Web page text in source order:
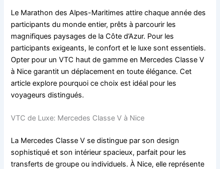
Le Marathon des Alpes-Maritimes attire chaque année des
participants du monde entier, prêts à parcourir les
magnifiques paysages de la Côte d’Azur. Pour les
participants exigeants, le confort et le luxe sont essentiels.
Opter pour un VTC haut de gamme en Mercedes Classe V
à Nice garantit un déplacement en toute élégance. Cet
article explore pourquoi ce choix est idéal pour les
voyageurs distingués.
VTC de Luxe: Mercedes Classe V à Nice
La Mercedes Classe V se distingue par son design
sophistiqué et son intérieur spacieux, parfait pour les
transferts de groupe ou individuels. À Nice, elle représente